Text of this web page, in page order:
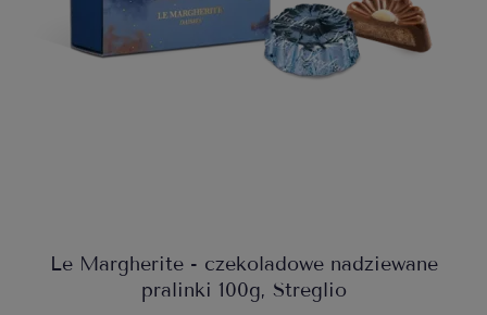
Le Margherite - czekoladowe nadziewane
pralinki 100g, Streglio